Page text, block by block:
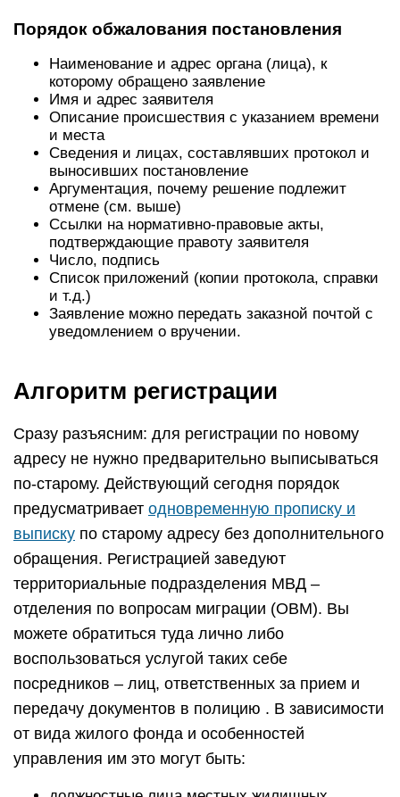
Порядок обжалования постановления
Наименование и адрес органа (лица), к
которому обращено заявление
Имя и адрес заявителя
Описание происшествия с указанием времени
и места
Сведения и лицах, составлявших протокол и
выносивших постановление
Аргументация, почему решение подлежит
отмене (см. выше)
Ссылки на нормативно-правовые акты,
подтверждающие правоту заявителя
Число, подпись
Список приложений (копии протокола, справки
и т.д.)
Заявление можно передать заказной почтой с
уведомлением о вручении.
Алгоритм регистрации
Сразу разъясним: для регистрации по новому
адресу не нужно предварительно выписываться
по-старому. Действующий сегодня порядок
предусматривает одновременную прописку и
выписку по старому адресу без дополнительного
обращения. Регистрацией заведуют
территориальные подразделения МВД –
отделения по вопросам миграции (ОВМ). Вы
можете обратиться туда лично либо
воспользоваться услугой таких себе
посредников – лиц, ответственных за прием и
передачу документов в полицию . В зависимости
от вида жилого фонда и особенностей
управления им это могут быть: